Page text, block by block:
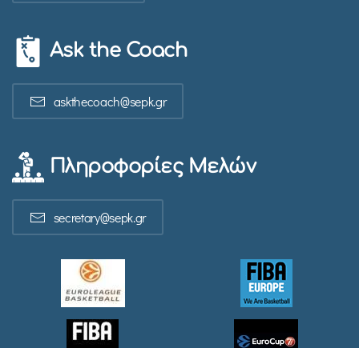
Ask the Coach
askthecoach@sepk.gr
Πληροφορίες Μελών
secretary@sepk.gr